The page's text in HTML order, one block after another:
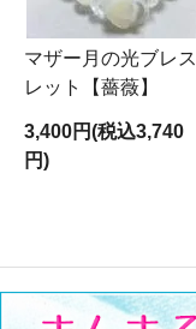
マザー月の光ブレス
レット【薔薇】
3,400円(税込3,740
円)